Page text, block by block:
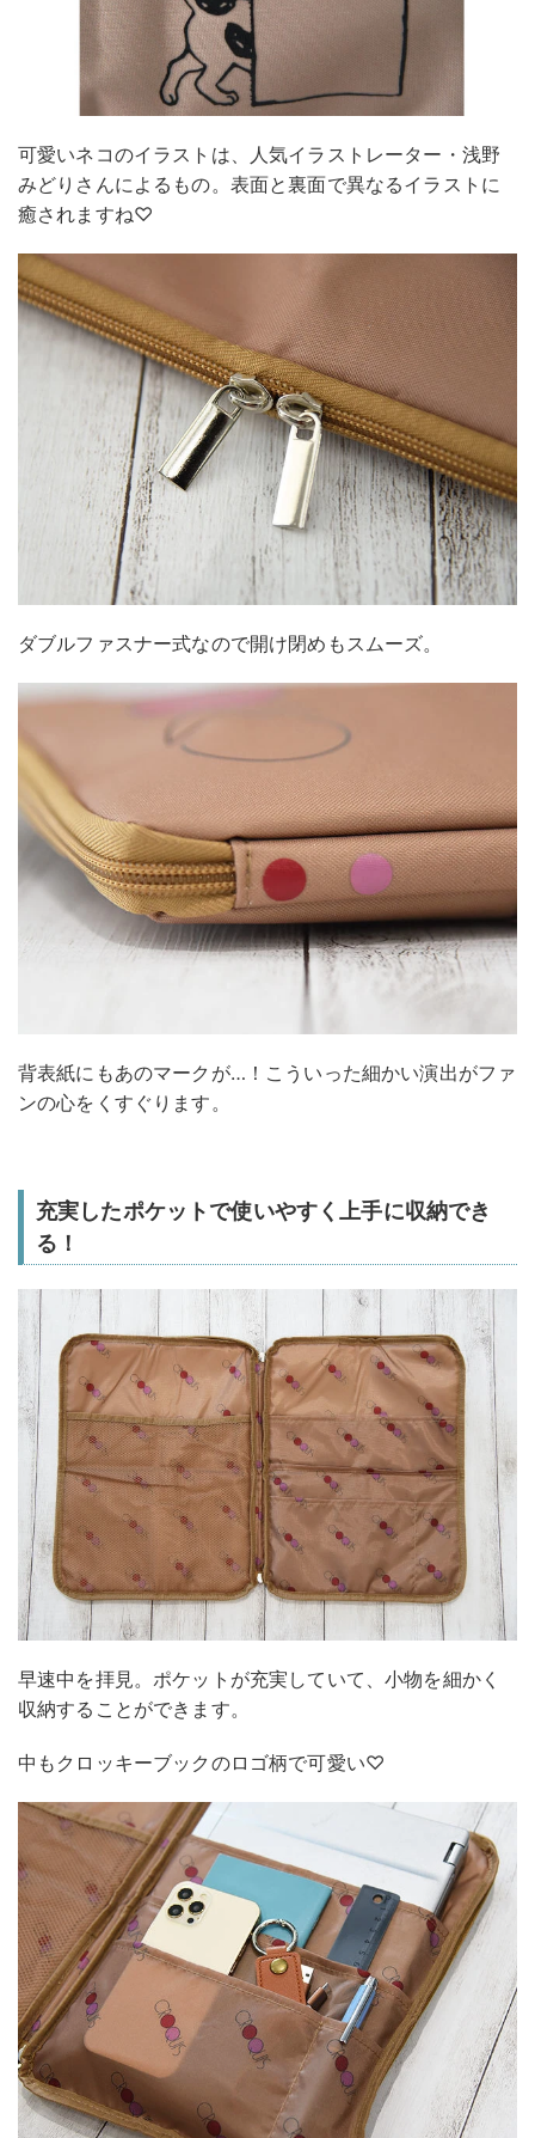
可愛いネコのイラストは、人気イラストレーター・浅野
みどりさんによるもの。表面と裏面で異なるイラストに
癒されますね♡
ダブルファスナー式なので開け閉めもスムーズ。
背表紙にもあのマークが…！こういった細かい演出がファ
ンの心をくすぐります。
充実したポケットで使いやすく上手に収納でき
る！
早速中を拝見。ポケットが充実していて、小物を細かく
収納することができます。
中もクロッキーブックのロゴ柄で可愛い♡